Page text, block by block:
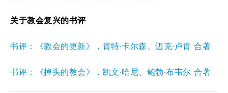
关于教会复兴的书评
书评：《教会的更新》，肯特·卡尔森、迈克·卢肯 合著
书评：《掉头的教会》，凯文·哈尼、鲍勃·布韦尔 合著